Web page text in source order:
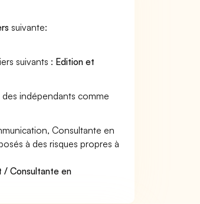
suivante:
suivants : Edition et
des indépendants comme
Consultante en
à des risques propres à
/ Consultante en